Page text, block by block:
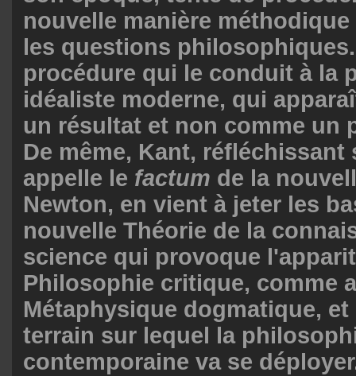
nouvelle manière
les questions
procédure qui le conduit à la
idéaliste moderne, qui
un résultat et non comme un
De même, Kant, réfléchissant
appelle le factum de la
Newton, en vient à jeter les
nouvelle Théorie de la
science qui provoque
Philosophie critique, comme
Métaphysique dogmatique,
terrain sur lequel la
contemporaine va se